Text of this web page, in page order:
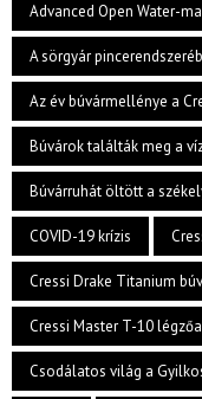
Advanced Open Water-
A sörgyár
Az év búvármellénye a
Búvárok találták meg a
Búvárruhát öltött a
COVID-19 krízis
Cressi Drake Titanium
Cressi Master T-10
Csodálatos világ a